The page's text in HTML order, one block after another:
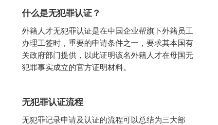
什么是无犯罪认证？
外籍人才无犯罪认证是在中国企业帮旗下外籍员工
办理工签时，重要的申请条件之一，要求其本国有
关政府部门提供，以此证明该名外籍人才在母国无
犯罪事实成立的官方证明材料。
无犯罪认证流程
无犯罪记录申请及认证的流程可以总结为三大部